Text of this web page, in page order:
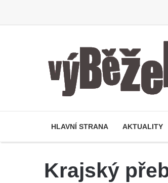
HLAVNÍ STRANA AKTUALITY
Krajský